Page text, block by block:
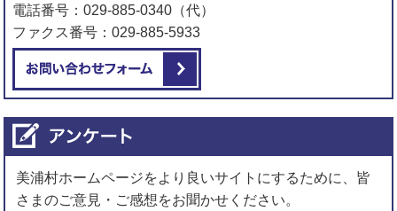
電話番号：029-885-0340（代）
ファクス番号：029-885-5933
美浦村ホームページをより良いサイトにするために、皆
さまのご意見・ご感想をお聞かせください。